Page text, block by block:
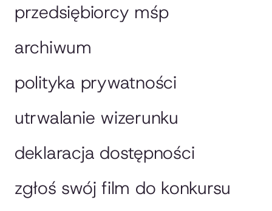
przedsiębiorcy mśp
archiwum
polityka prywatności
utrwalanie wizerunku
deklaracja dostępności
zgłoś swój film do konkursu